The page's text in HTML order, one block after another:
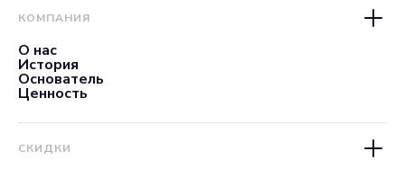
КОМПАНИЯ
О нас
История
Основатель
Ценность
СКИДКИ